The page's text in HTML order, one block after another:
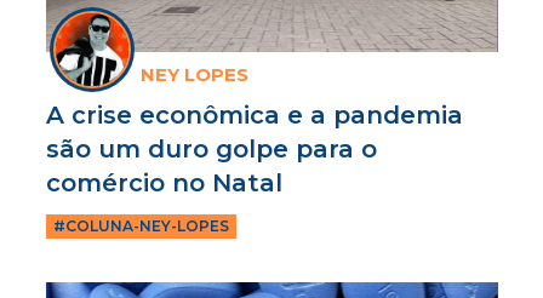
NEY LOPES
A crise econômica e a pandemia
são um duro golpe para o
comércio no Natal
#COLUNA-NEY-LOPES